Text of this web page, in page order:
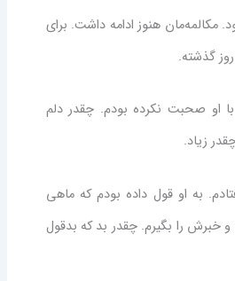
مکالمه‌مان هنوز ادامه داشت. برای
گذشته.
او صحبت نکرده بودم. چقدر دلم
زیاد.
به او قول داده بودم که ماهی
خبرش را بگیرم. چقدر بد که بدقول